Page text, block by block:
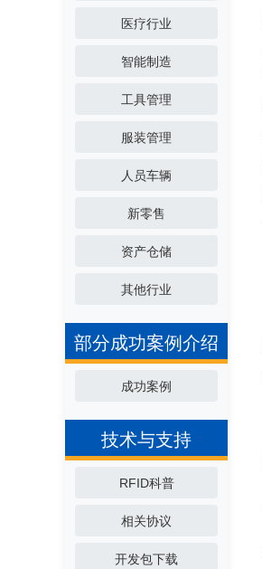
医疗行业
智能制造
工具管理
服装管理
人员车辆
新零售
资产仓储
其他行业
部分成功案例介绍
成功案例
技术与支持
RFID科普
相关协议
开发包下载